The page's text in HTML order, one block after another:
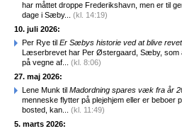
har måttet droppe Frederikshavn, men er til
dage i Sæby... (kl. 14:19)
10. juli 2026:
Per Rye til Er Sæbys historie ved at blive
Læserbrevet har Per Østergaard, Sæby, som
på vegne af... (kl. 8:06)
27. maj 2026:
Lene Munk til Madordning spares væk fra år
menneske flytter på plejehjem eller er beboer
bosted, kan... (kl. 11:49)
5. marts 2026: